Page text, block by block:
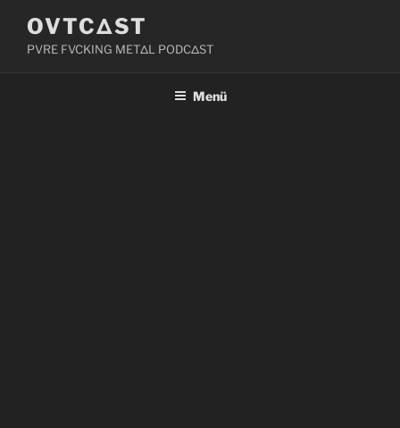
Inhalt
springen
OVTCΔST
PVRE FVCKING METΔL PODCΔST
Menü